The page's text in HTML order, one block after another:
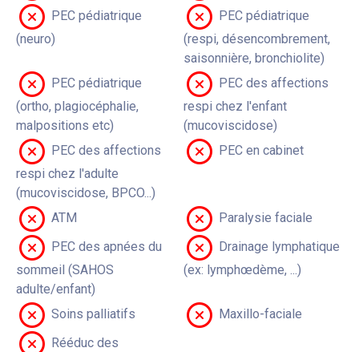
PEC pédiatrique
(neuro)
PEC pédiatrique
(respi, désencombrement,
saisonnière, bronchiolite)
PEC pédiatrique
(ortho, plagiocéphalie,
malpositions etc)
PEC des affections
respi chez l'enfant
(mucoviscidose)
PEC des affections
respi chez l'adulte
(mucoviscidose, BPCO...)
PEC en cabinet
ATM
Paralysie faciale
PEC des apnées du
sommeil (SAHOS
adulte/enfant)
Drainage lymphatique
(ex: lymphœdème, ...)
Soins palliatifs
Maxillo-faciale
Rééduc des